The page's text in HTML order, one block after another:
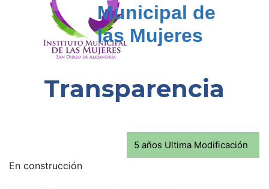
Municipal de
las Mujeres
Transparencia
5 años Ultima Modificación
En construcción